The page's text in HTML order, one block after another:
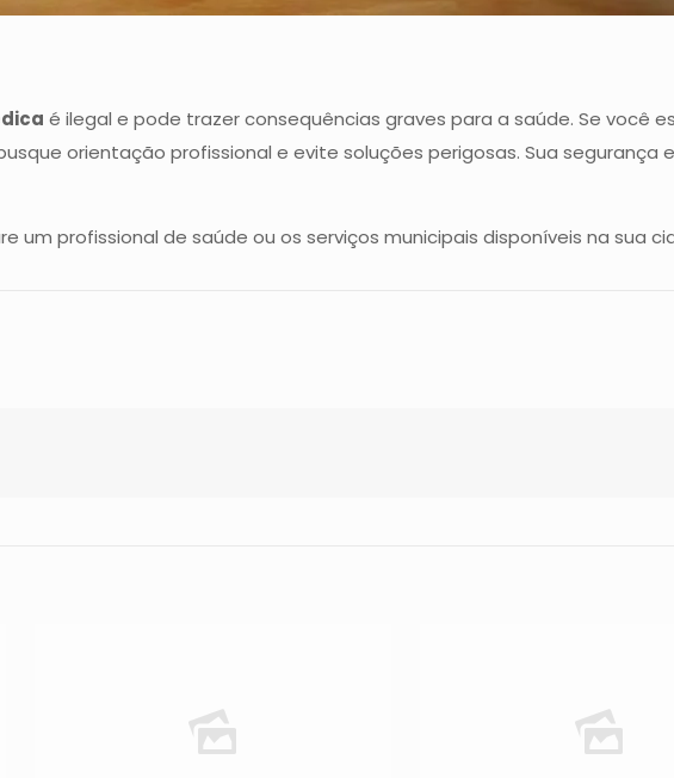
é ilegal e pode trazer consequências graves para a saúde. Se você
orientação profissional e evite soluções perigosas. Sua
um profissional de saúde ou os serviços municipais disponíveis na sua